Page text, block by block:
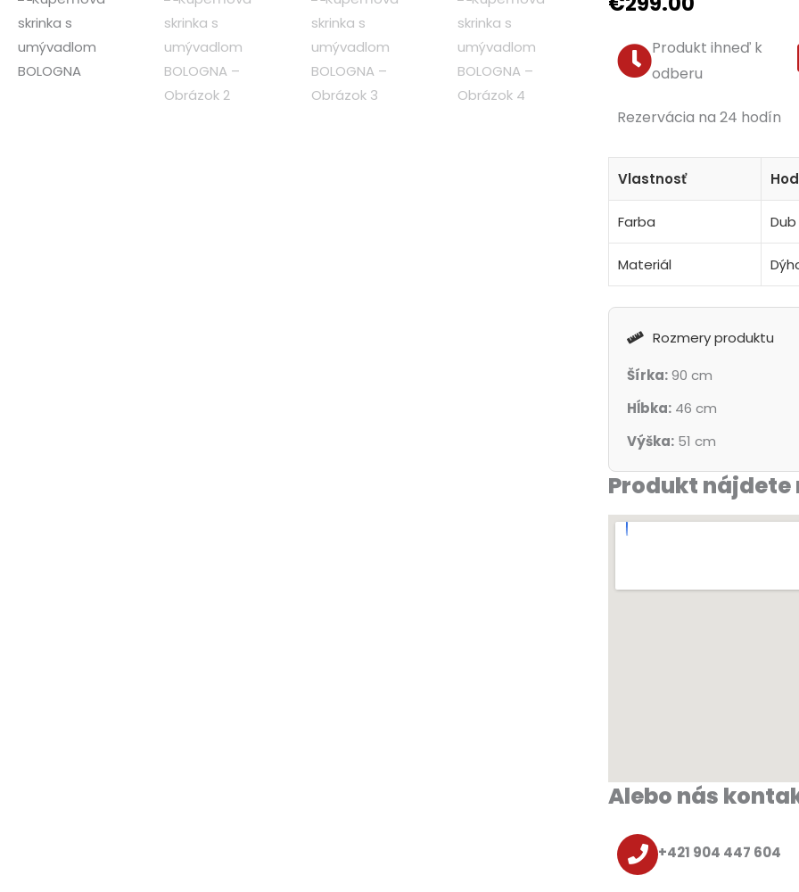
Produkt ihneď k
odberu
Rezervácia na 24 hodín
Vlastnosť
Farba Dub
Materiál
Rozmery produktu
Šírka:90 cm
Hĺbka: 46 cm
Výška: 51 cm
Produkt nájdete
Alebo nás
+421 904 447 604